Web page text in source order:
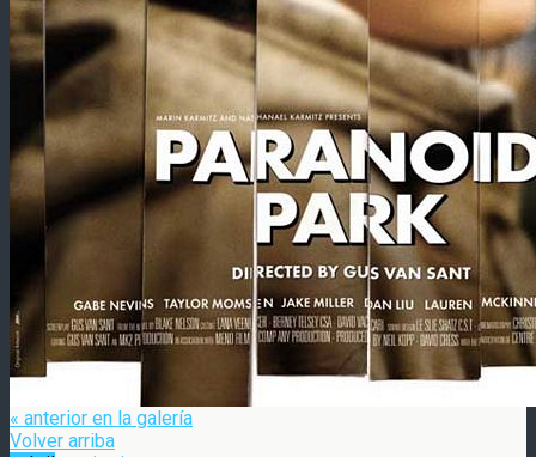
« anterior en la galería
Volver arriba